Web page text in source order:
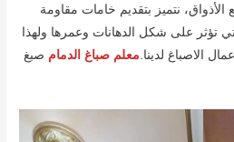
نتميز بتقديم خامات مقاومة
تؤثر على شكل الدهانات وعمرها ولهذا
الاصباغ لدينا.معلم صباغ الدمام صبغ